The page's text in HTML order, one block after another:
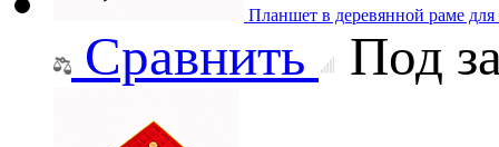
Планшет в деревянной раме
Сравнить Под